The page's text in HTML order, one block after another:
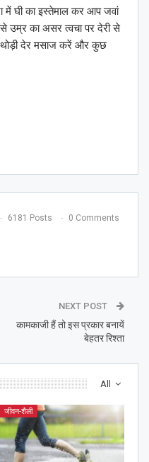
में घी का इस्तेमाल कर आप जवां
उम्र का असर त्वचा पर देरी से
थोड़ी देर मसाज करें और कुछ
6181 Posts 0 Comments
NEXT POST
कामकाजी हैं तो इस प्रकार बनायें
बेहतर रिश्ता
All
जीवन-शैली